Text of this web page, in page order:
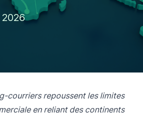
2026
courriers repoussent les limites
en reliant des continents